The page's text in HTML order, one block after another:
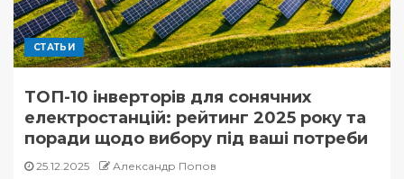
СТАТЬИ
ТОП-10 інверторів для сонячних
електростанцій: рейтинг 2025 року та
поради щодо вибору під ваші потреби
25.12.2025 Александр Попов